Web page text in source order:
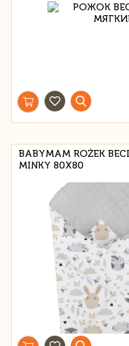
BABYMAM ROŻEK
MINKY 80X80